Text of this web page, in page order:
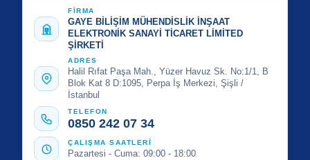
FİRMA
GAYE BİLİŞİM MÜHENDİSLİK İNŞAAT
ELEKTRONİK SANAYİ TİCARET LİMİTED
ŞİRKETİ
ADRES
Halil Rıfat Paşa Mah., Yüzer Havuz Sk. No:1/1, B
Blok Kat 8 D:1095, Perpa İş Merkezi, Şişli /
İstanbul
TELEFON
0850 242 07 34
ÇALIŞMA SAATLERİ
Pazartesi - Cuma: 09:00 - 18:00